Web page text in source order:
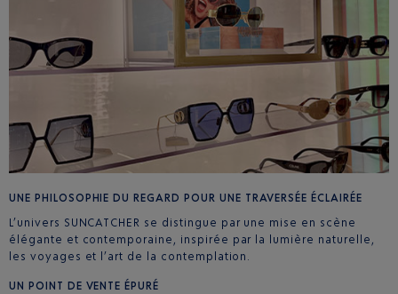
UNE PHILOSOPHIE DU REGARD POUR UNE TRAVERSÉE ÉCLAIRÉE
L’univers SUNCATCHER se distingue par une mise en scène
élégante et contemporaine, inspirée par la lumière naturelle,
les voyages et l’art de la contemplation.
UN POINT DE VENTE ÉPURÉ